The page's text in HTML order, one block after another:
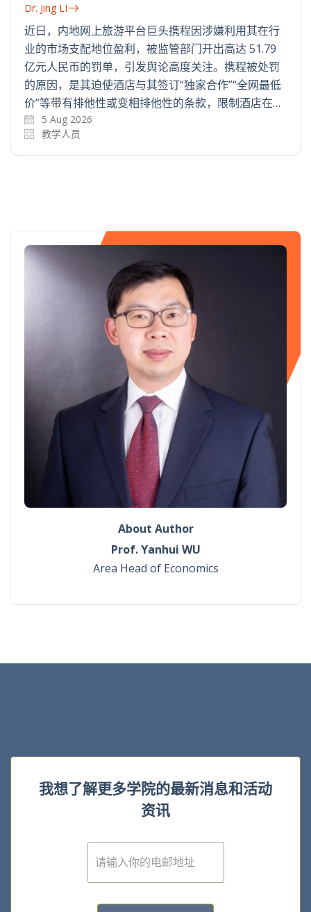
Dr. Jing LI
近日，内地网上旅游平台巨头携程因涉嫌利用其在行
业的市场支配地位盈利，被监管部门开出高达 51.79
亿元人民币的罚单，引发舆论高度关注。携程被处罚
的原因，是其迫使酒店与其签订“独家合作”“全网最低
价”等带有排他性或变相排他性的条款，限制酒店在…
5 Aug 2026
教学人员
About Author
Prof. Yanhui WU
Area Head of Economics
我想了解更多学院的最新消息和活动
资讯
E
m